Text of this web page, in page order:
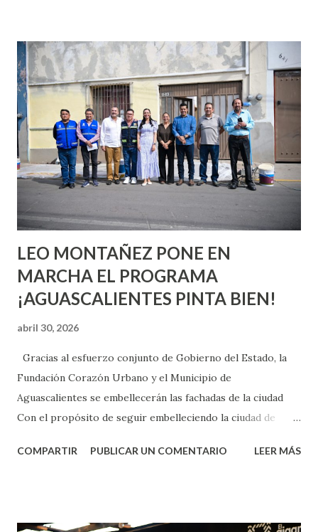
conoces ni la mitad de lo que deberías saber. Pero incluso
quienes ya han tenido relaciones sexuales no son expertos
o expertas en el tema. Siempre hay algo nuevo que
aprender y nuevas experiencias que conocer. Si eres una
chica y aún no has tenido relaciones sexuales, tal vez
pienses que el sexo será increíble y no puedas esperar para
experimentarlo, pero como cualquier persona con
experiencia te dirá, siempre es mejor cuando ambas partes
son suficientemen...
LEO MONTAÑEZ PONE EN
MARCHA EL PROGRAMA
¡AGUASCALIENTES PINTA BIEN!
abril 30, 2026
Gracias al esfuerzo conjunto de Gobierno del Estado, la
Fundación Corazón Urbano y el Municipio de
Aguascalientes se embellecerán las fachadas de la ciudad
Con el propósito de seguir embelleciendo la ciudad de
municipal, Leo Montañez dio inicio al programa
COMPARTIR PUBLICAR UN COMENTARIO LEER MÁS